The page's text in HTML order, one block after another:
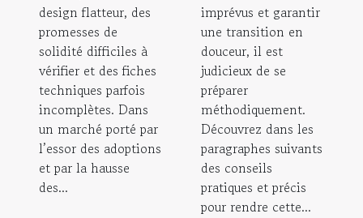
design flatteur, des
promesses de
solidité difficiles à
vérifier et des fiches
techniques parfois
incomplètes. Dans
un marché porté par
l’essor des adoptions
et par la hausse
des...
imprévus et garantir
une transition en
douceur, il est
judicieux de se
préparer
méthodiquement.
Découvrez dans les
paragraphes suivants
des conseils
pratiques et précis
pour rendre cette...